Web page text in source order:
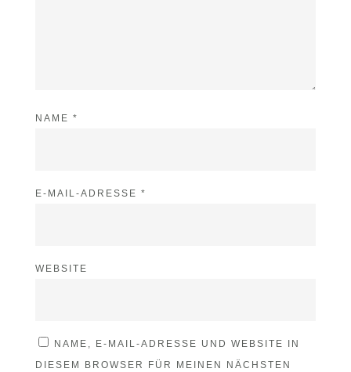
NAME *
E-MAIL-ADRESSE *
WEBSITE
NAME, E-MAIL-ADRESSE UND WEBSITE IN
DIESEM BROWSER FÜR MEINEN NÄCHSTEN